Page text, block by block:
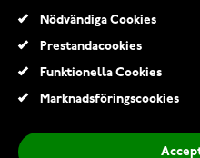
Nödvändiga Cookies
Prestandacookies
Funktionella Cookies
Marknadsföringscookies